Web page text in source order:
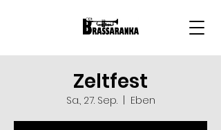
Zeltfest
Sa., 27. Sep.
  |
Eben